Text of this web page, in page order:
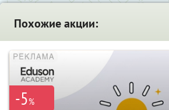
Похожие акции:
-5%